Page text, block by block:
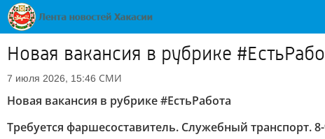
Новая вакансия в рубрике
7 июля 2026, 15:46 СМИ
Новая вакансия в рубрике #ЕстьРабота
Требуется фаршесоставитель. Служебный транспорт. 8-